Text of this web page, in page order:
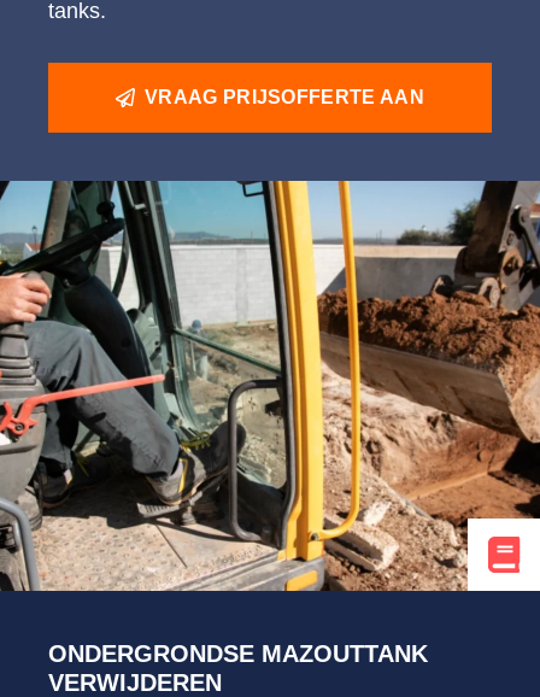
tanks.
VRAAG PRIJSOFFERTE AAN
ONDERGRONDSE MAZOUTTANK
VERWIJDEREN